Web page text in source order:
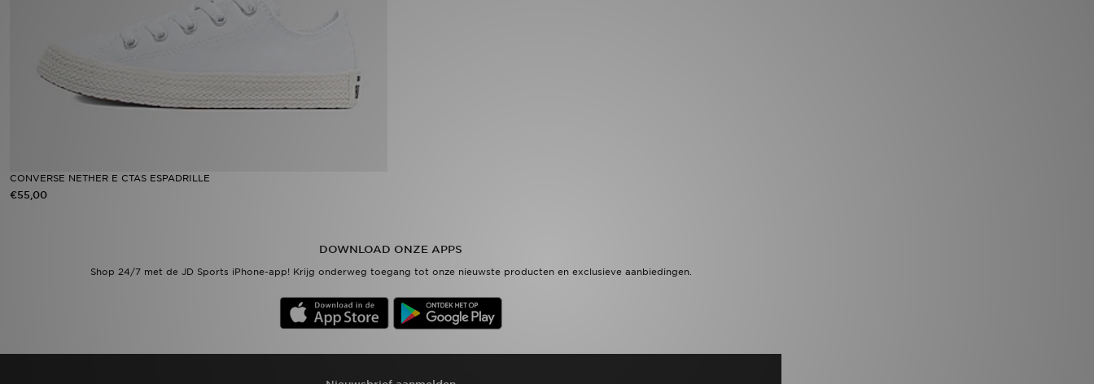
CONVERSE NETHER E CTAS ESPADRILLE
€55,00
DOWNLOAD ONZE APPS
Shop 24/7 met de JD Sports iPhone-app! Krijg onderweg toegang tot onze nieuwste producten en exclusieve aanbiedingen.
Vind een winkel
Bestelling traceren
Klantenservice